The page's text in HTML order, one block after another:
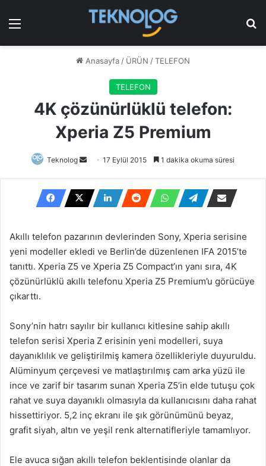
Menü
Anasayfa / ÜRÜN /TELEFON
TELEFON
4K çözünürlüklü telefon:
Xperia Z5 Premium
Teknolog
Bir
posta
göndermek
17 Eylül 2015 1 dakika okuma süresi
Akıllı telefon pazarının devlerinden Sony, Xperia serisine
yeni modeller ekledi ve Berlin’de düzenlenen IFA 2015’te
tanıttı. Xperia Z5 ve Xperia Z5 Compact’ın yanı sıra, 4K
çözünürlüklü akıllı telefonu Xperia Z5 Premium’u görücüye
çıkarttı.
Sony’nin hatrı sayılır bir kullanıcı kitlesine sahip akıllı
telefon serisi Xperia Z erisinin yeni modelleri, suya
dayanıklılık ve geliştirilmiş kamera özellikleriyle duyuruldu.
Alüminyum çerçevesi ve matlaştırılmış cam arka yüzü ile
ince ve zarif bir tasarım sunan Xperia Z5’in elde tutuşu çok
rahat ve suya dayanıklı olmasıyla da kullanıcısını daha rahat
hissettiriyor. 5,2 inç ekranı ile şık görünümünü beyaz,
grafit siyah, altın ve yeşil renk alternatifleriyle tamamlıyor.
Ele avuca sığan akıllı telefon beklentisinde olanlar da